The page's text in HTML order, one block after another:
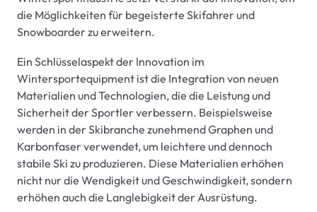
die Möglichkeiten für begeisterte Skifahrer und
Snowboarder zu erweitern.
Ein Schlüsselaspekt der Innovation im
Wintersportequipment ist die Integration von neuen
Materialien und Technologien, die die Leistung und
Sicherheit der Sportler verbessern. Beispielsweise
werden in der Skibranche zunehmend Graphen und
Karbonfaser verwendet, um leichtere und dennoch
stabile Ski zu produzieren. Diese Materialien erhöhen
nicht nur die Wendigkeit und Geschwindigkeit, sondern
erhöhen auch die Langlebigkeit der Ausrüstung.